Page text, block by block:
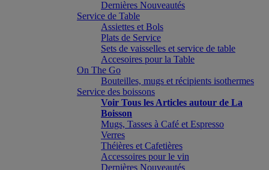
Dernières Nouveautés
Service de Table
Assiettes et Bols
Plats de Service
Sets de vaisselles et service de table
Accesoires pour la Table
On The Go
Bouteilles, mugs et récipients isothermes
Service des boissons
Voir Tous les Articles autour de La
Boisson
Mugs, Tasses à Café et Espresso
Verres
Théières et Cafetières
Accessoires pour le vin
Dernières Nouveautés